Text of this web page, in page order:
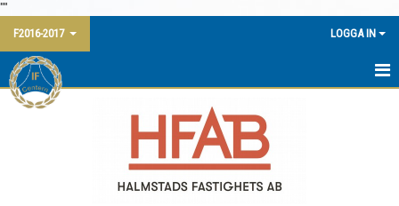
""
F2016-2017
LOGGA IN
HEM